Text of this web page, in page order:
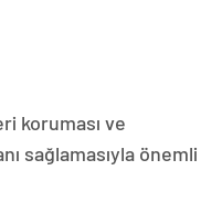
koruması ve
sağlamasıyla önemli